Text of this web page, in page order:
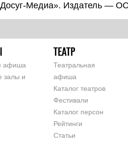
Медиа». Издатель —
афиша
залы и
ТЕАТР
Театральная
афиша
Каталог театров
Фестивали
Каталог персон
Рейтинги
Статьи